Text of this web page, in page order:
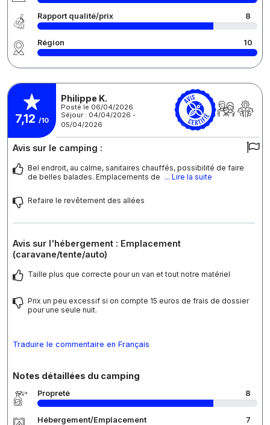
Rapport qualité/prix 8
Région 10
7,12 /10
Philippe K.
Posté le 06/04/2026
Séjour : 04/04/2026 -
05/04/2026
Avis sur le camping :
Bel endroit, au calme, sanitaires chauffés, possibilité de faire
de belles balades. Emplacements de ... Lire la suite
Refaire le revêtement des allées
Avis sur l'hébergement : Emplacement
(caravane/tente/auto)
Taille plus que correcte pour un van et tout notre matériel
Prix un peu excessif si on compte 15 euros de frais de dossier
pour une seule nuit.
Traduire le commentaire en Français
Notes détaillées du camping
Propreté 8
Hébergement/Emplacement 7